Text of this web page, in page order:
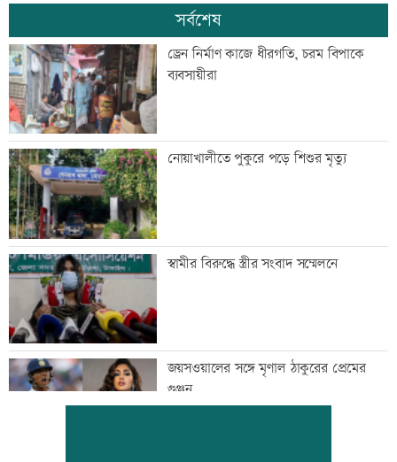
সর্বশেষ
ড্রেন নির্মাণ কাজে ধীরগতি, চরম বিপাকে
ব্যবসায়ীরা
নোয়াখালীতে পুকুরে পড়ে শিশুর মৃত্যু
স্বামীর বিরুদ্ধে স্ত্রীর সংবাদ সম্মেলনে
জয়সওয়ালের সঙ্গে মৃণাল ঠাকুরের প্রেমের
গুঞ্জন